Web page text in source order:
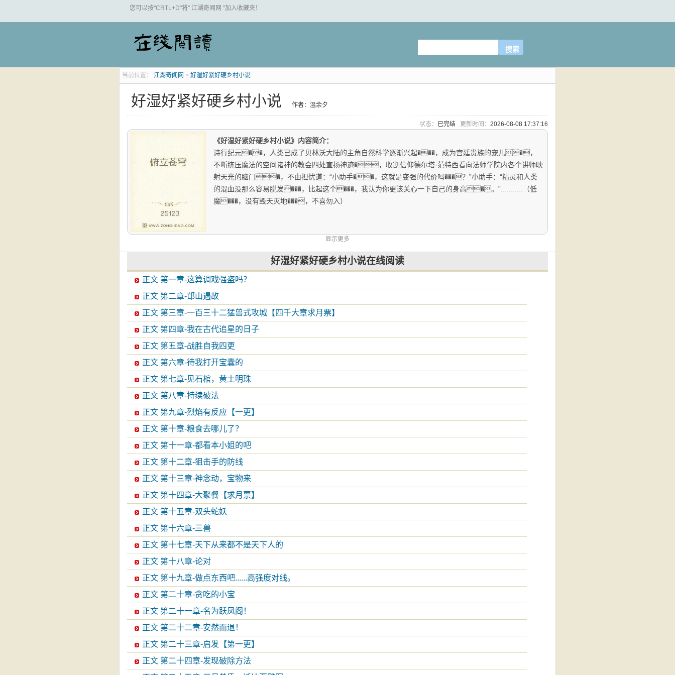
您可以按"CRTL+D"将" 江湖奇闻网 "加入收藏夹！
当前位置： 江湖奇闻网 > 好湿好紧好硬乡村小说
好湿好紧好硬乡村小说 作者：温余夕
状态： 已完结 更新时间： 2026-08-08 17:37:16
《好湿好紧好硬乡村小说》内容简介：
诗行纪元��，人类已成了贝林沃大陆的主角自然科学逐渐兴起���，成为宫廷贵族的宠儿�，
不断挤压魔法的空间诸神的教会四处宣扬神迹�，收割信仰德尔塔·范特西看向法师学院内各个讲师映
射天光的脑门�，不由担忧道：“小助手��，这就是变强的代价吗���？”小助手：“精灵和人类
的混血没那么容易脱发���，比起这个���，我认为你更该关心一下自己的身高�。”...........（低
魔���，没有毁天灭地���，不喜勿入）
显示更多
好湿好紧好硬乡村小说在线阅读
正文 第一章-这算调戏强盗吗？
正文 第二章-邙山遇故
正文 第三章-一百三十二猛兽式攻城【四千大章求月票】
正文 第四章-我在古代追星的日子
正文 第五章-战胜自我四更
正文 第六章-待我打开宝囊的
正文 第七章-见石棺，黄土明珠
正文 第八章-持续破法
正文 第九章-烈焰有反应【一更】
正文 第十章-粮食去哪儿了？
正文 第十一章-都看本小姐的吧
正文 第十二章-狙击手的防线
正文 第十三章-神念动，宝物来
正文 第十四章-大聚餐【求月票】
正文 第十五章-双头蛇妖
正文 第十六章-三兽
正文 第十七章-天下从来都不是天下人的
正文 第十八章-论对
正文 第十九章-做点东西吧......高强度对线。
正文 第二十章-贪吃的小宝
正文 第二十一章-名为跃凤阁！
正文 第二十二章-安然而退！
正文 第二十三章-启发【第一更】
正文 第二十四章-发现破除方法